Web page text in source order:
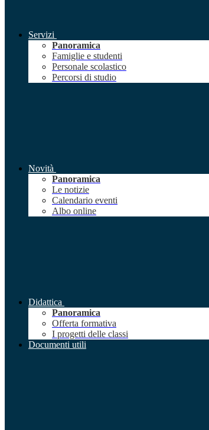
Servizi
Panoramica
Famiglie e studenti
Personale scolastico
Percorsi di studio
Novità
Panoramica
Le notizie
Calendario eventi
Albo online
Didattica
Panoramica
Offerta formativa
I progetti delle classi
Documenti utili